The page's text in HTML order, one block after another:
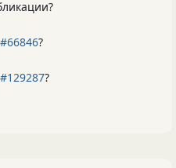
#66846?
#129287?